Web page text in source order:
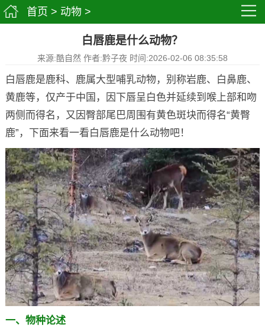
首页 > 动物 >
白唇鹿是什么动物？
来源:酷自然 作者:黔子夜 时间:2026-02-06 08:35:58
白唇鹿是鹿科、鹿属大型哺乳动物，别称岩鹿、白鼻鹿、
黄鹿等，仅产于中国，因下唇呈白色并延续到喉上部和吻
两侧而得名，又因臀部尾巴周围有黄色斑块而得名“黄臀
鹿”，下面来看一看白唇鹿是什么动物吧！
一、物种论述